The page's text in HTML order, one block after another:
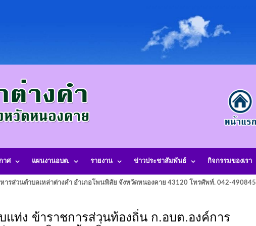
าศ แผนงานอบต. รายงาน ข่าวประชาสัมพันธ์ กิจกรรมของเรา
ารส่วนตำบลเหล่าต่างคำ อำเภอโพนพิสัย จังหวัดหนองคาย 43120 โทรศัพท์. 042-490845
ท่ง ข้าราชการส่วนท้องถิ่น ก.อบต.องค์การ